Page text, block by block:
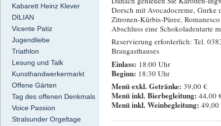
Kabarett Heinz Klever
DILIAN
Vicente Patiz
Jugendliebe
Triathlon
Lesung und Talk
Kunsthandwerkermarkt
Offene Gärten
Tag des offenen Denkmals
Voice Passion
Stralsunder Orgeltage
Dorsch mit Avocadocreme,
Zitronen-Kürbis-Püree,
Abschluss eine Schokoladentarte
Reservierung erforderlich: Tel.
Braugasthauses
Einlass: 18:00 Uhr
Beginn: 18:30 Uhr
Menü exkl. Getränke: 39,00 €
Menü inkl. Bierbegleitung: 44,00
Menü inkl. Weinbegleitung: 49,00